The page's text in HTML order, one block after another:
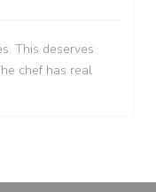
This deserves
chef has real